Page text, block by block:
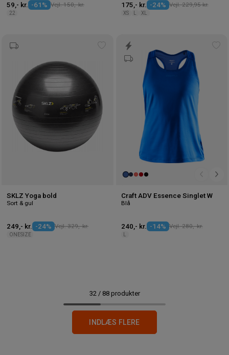
59,- kr. -61% Vejl. 150,- kr.
22
175,- kr. -24% Vejl. 229,95 kr.
XS XL
SKLZ Yoga bold
Sort & gul
249,- kr. -24% Vejl. 329,- kr.
ONESIZE
Craft ADV Essence Singlet W
Blå
240,- kr. -14% Vejl. 280,- kr.
32 / 88produkter
INDLÆS FLERE